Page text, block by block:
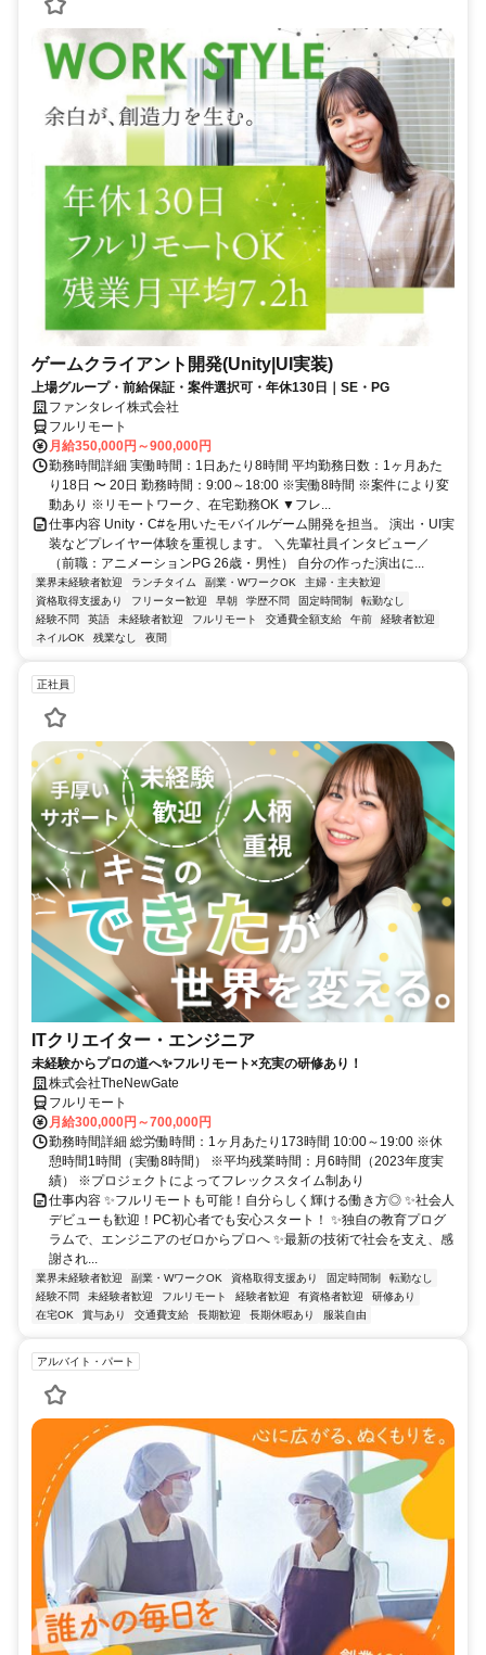
ゲームクライアント開発(Unity|UI実装)
上場グループ・前給保証・案件選択可・年休130日｜SE・PG
ファンタレイ株式会社
フルリモート
月給350,000円～900,000円
勤務時間詳細 実働時間：1日あたり8時間 平均勤務日数：1ヶ月あた
り18日 〜 20日 勤務時間：9:00～18:00 ※実働8時間 ※案件により変
動あり ※リモートワーク、在宅勤務OK ▼フレ...
仕事内容 Unity・C#を用いたモバイルゲーム開発を担当。 演出・UI実
装などプレイヤー体験を重視します。 ＼先輩社員インタビュー／
（前職：アニメーションPG 26歳・男性） 自分の作った演出に...
業界未経験者歓迎 ランチタイム 副業・WワークOK
主婦・主夫歓迎
資格取得支援あり
フリーター歓迎 早朝 学歴不問 固定時間制
転勤なし
経験不問
英語 未経験者歓迎 フルリモート 交通費全額支給 午前
経験者歓迎
ネイルOK
残業なし 夜間
正社員
ITクリエイター・エンジニア
未経験からプロの道へ✨フルリモート×充実の研修あり！
株式会社TheNewGate
フルリモート
月給300,000円～700,000円
勤務時間詳細 総労働時間：1ヶ月あたり173時間 10:00～19:00 ※休
憩時間1時間（実働8時間） ※平均残業時間：月6時間（2023年度実
績） ※プロジェクトによってフレックスタイム制あり
仕事内容 ✨フルリモートも可能！自分らしく輝ける働き方◎ ✨社会人
デビューも歓迎！PC初心者でも安心スタート！ ✨独自の教育プログ
ラムで、エンジニアのゼロからプロへ ✨最新の技術で社会を支え、感
謝され...
業界未経験者歓迎 副業・WワークOK 資格取得支援あり 固定時間制
転勤なし
経験不問
未経験者歓迎 フルリモート 経験者歓迎 有資格者歓迎
研修あり
在宅OK
賞与あり 交通費支給 長期歓迎 長期休暇あり 服装自由
アルバイト・パート